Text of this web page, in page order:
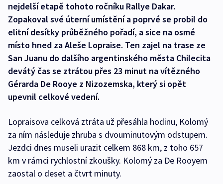
nejdelší etapě tohoto ročníku Rallye Dakar.
Zopakoval své úterní umístění a poprvé se probil do
elitní desítky průběžného pořadí, a sice na osmé
místo hned za Aleše Lopraise. Ten zajel na trase ze
San Juanu do dalšího argentinského města Chilecita
devátý čas se ztrátou přes 23 minut na vítězného
Gérarda De Rooye z Nizozemska, který si opět
upevnil celkové vedení.
Lopraisova celková ztráta už přesáhla hodinu, Kolomý
za ním následuje zhruba s dvouminutovým odstupem.
Jezdci dnes museli urazit celkem 868 km, z toho 657
km v rámci rychlostní zkoušky. Kolomý za De Rooyem
zaostal o deset a čtvrt minuty.